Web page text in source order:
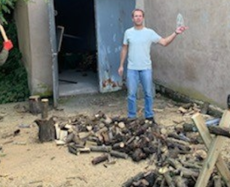
Notre local
La Boutique
Les pièces
L’assurance
Liens
Les salons
La traction
La Traction des
membres
Bibliographie
Présentation 7
Présentation 11